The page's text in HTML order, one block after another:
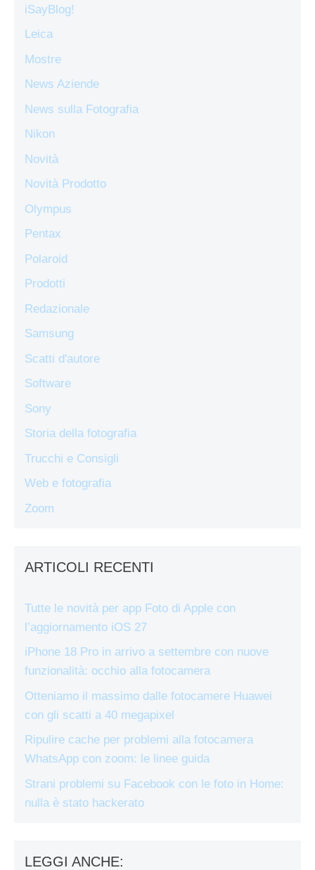
iSayBlog!
Leica
Mostre
News Aziende
News sulla Fotografia
Nikon
Novità
Novità Prodotto
Olympus
Pentax
Polaroid
Prodotti
Redazionale
Samsung
Scatti d'autore
Software
Sony
Storia della fotografia
Trucchi e Consigli
Web e fotografia
Zoom
ARTICOLI RECENTI
Tutte le novità per app Foto di Apple con
l’aggiornamento iOS 27
iPhone 18 Pro in arrivo a settembre con nuove
funzionalità: occhio alla fotocamera
Otteniamo il massimo dalle fotocamere Huawei
con gli scatti a 40 megapixel
Ripulire cache per problemi alla fotocamera
WhatsApp con zoom: le linee guida
Strani problemi su Facebook con le foto in Home:
nulla è stato hackerato
LEGGI ANCHE: